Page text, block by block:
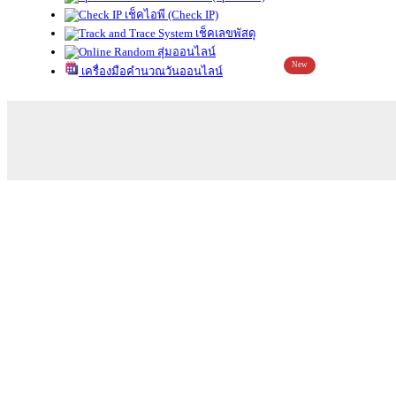
เช็คไอพี (Check IP)
เช็คเลขพัสดุ
สุ่มออนไลน์
เครื่องมือคำนวณวันออนไลน์
New